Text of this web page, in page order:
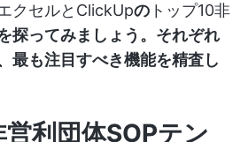
クセルとClickUpの トップ10非
探ってみましょう。それぞれ
最も注目すべき機能を精査し
利団体SOPテン